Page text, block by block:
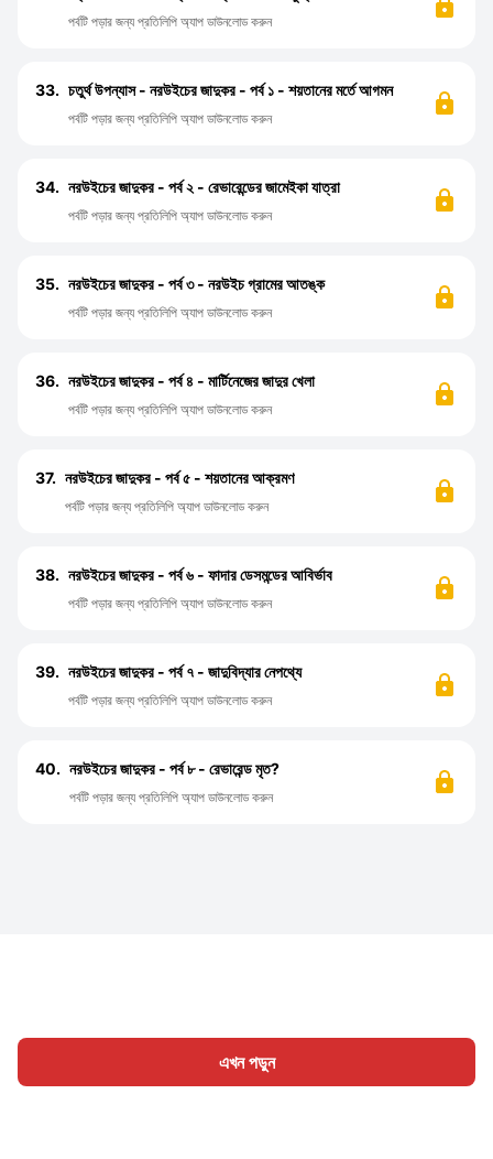
এখন পড়ুন
পর্বটি পড়ার জন্য প্রতিলিপি অ্যাপ ডাউনলোড করুন
33. চতুর্থ উপন্যাস - নরউইচের জাদুকর - পর্ব ১ - শয়তানের মর্তে আগমন
পর্বটি পড়ার জন্য প্রতিলিপি অ্যাপ ডাউনলোড করুন
34. নরউইচের জাদুকর - পর্ব ২ - রেভারেন্ডের জামেইকা যাত্রা
পর্বটি পড়ার জন্য প্রতিলিপি অ্যাপ ডাউনলোড করুন
35. নরউইচের জাদুকর - পর্ব ৩ - নরউইচ গ্রামের আতঙ্ক
পর্বটি পড়ার জন্য প্রতিলিপি অ্যাপ ডাউনলোড করুন
36. নরউইচের জাদুকর - পর্ব ৪ - মার্টিনেজের জাদুর খেলা
পর্বটি পড়ার জন্য প্রতিলিপি অ্যাপ ডাউনলোড করুন
37. নরউইচের জাদুকর - পর্ব ৫ - শয়তানের আক্রমণ
পর্বটি পড়ার জন্য প্রতিলিপি অ্যাপ ডাউনলোড করুন
38. নরউইচের জাদুকর - পর্ব ৬ - ফাদার ডেসমন্ডের আবির্ভাব
পর্বটি পড়ার জন্য প্রতিলিপি অ্যাপ ডাউনলোড করুন
39. নরউইচের জাদুকর - পর্ব ৭ - জাদুবিদ্যার নেপথ্যে
পর্বটি পড়ার জন্য প্রতিলিপি অ্যাপ ডাউনলোড করুন
40. নরউইচের জাদুকর - পর্ব ৮ - রেভারেন্ড মৃত?
পর্বটি পড়ার জন্য প্রতিলিপি অ্যাপ ডাউনলোড করুন
হোম শ্রেণী লিখুন প্রবন্ধ সাইন ইন